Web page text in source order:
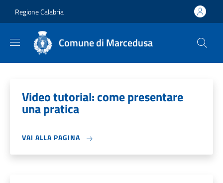
Regione Calabria
Comune di Marcedusa
Video tutorial: come presentare
una pratica
VAI ALLA PAGINA